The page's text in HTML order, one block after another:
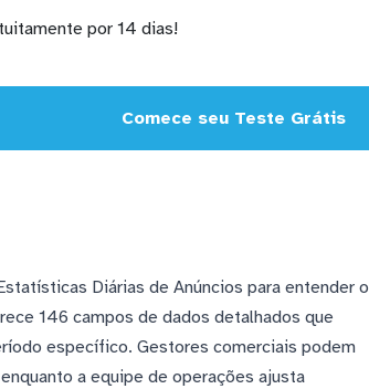
por 14 dias!
Comece seu Teste Grátis
Diárias de Anúncios para entender o
146 campos de dados detalhados que
específico. Gestores comerciais podem
a equipe de operações ajusta